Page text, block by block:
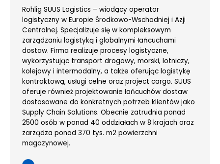
Rohlig SUUS Logistics – wiodący operator
logistyczny w Europie Środkowo-Wschodniej i Azji
Centralnej. Specjalizuje się w kompleksowym
zarządzaniu logistyką i globalnymi łańcuchami
dostaw. Firma realizuje procesy logistyczne,
wykorzystując transport drogowy, morski, lotniczy,
kolejowy i intermodalny, a także oferując logistykę
kontraktową, usługi celne oraz project cargo. SUUS
oferuje również projektowanie łańcuchów dostaw
dostosowane do konkretnych potrzeb klientów jako
Supply Chain Solutions. Obecnie zatrudnia ponad
2500 osób w ponad 40 oddziałach w 8 krajach oraz
zarządza ponad 370 tys. m2 powierzchni
magazynowej.